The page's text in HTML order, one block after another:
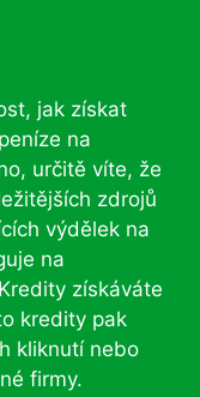
jak získat
na
určitě víte, že
zdrojů
výdělek na
na
získáváte
kredity pak
kliknutí nebo
firmy.